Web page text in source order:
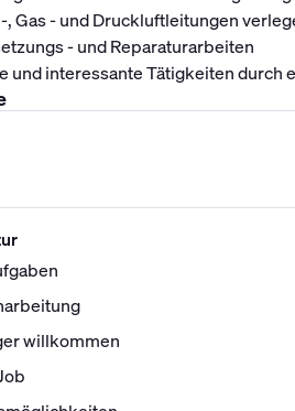
, Gas - und Druckluftleitungen
- und Reparaturarbeiten
und interessante Tätigkeiten durch
willkommen